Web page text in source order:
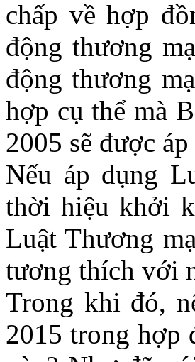
chấp về hợp
động thương
động thương
hợp cụ thể mà
2005 sẽ được
Nếu áp dụng
thời hiệu khởi
Luật Thương
tương thích với
Trong khi đó,
2015 trong hợp